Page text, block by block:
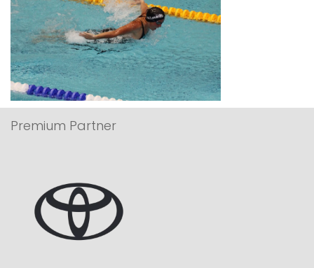
Premium Partner